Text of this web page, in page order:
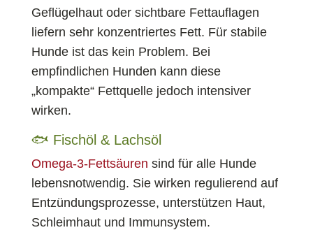
Geflügelhaut oder sichtbare Fettauflagen
liefern sehr konzentriertes Fett. Für stabile
Hunde ist das kein Problem. Bei
empfindlichen Hunden kann diese
„kompakte“ Fettquelle jedoch intensiver
wirken.
🐟 Fischöl & Lachsöl
Omega-3-Fettsäuren sind für alle Hunde
lebensnotwendig. Sie wirken regulierend auf
Entzündungsprozesse, unterstützen Haut,
Schleimhaut und Immunsystem.